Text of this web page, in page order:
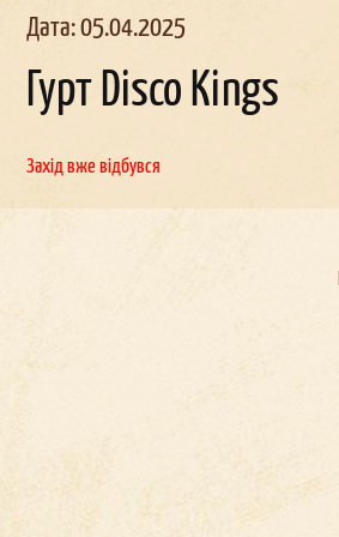
Дата: 05.04.2025
Гурт Disco Kings
Захід вже відбувся
в Корпоратив в